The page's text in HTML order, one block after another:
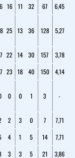
16 11 32 67 6,45
25 13 36 128 5,27
22 14 30 157
3,78
23 18 40 150 4,14
0 0 1 3 -
2 3 0 7
7,71
4 1 5 14
7,71
3 3 5 21 3,86